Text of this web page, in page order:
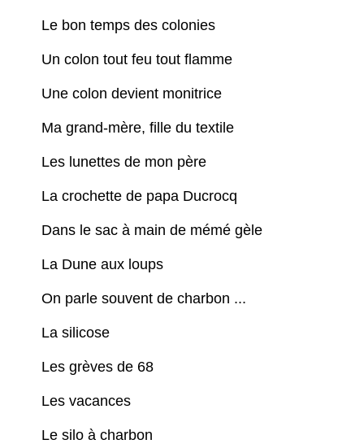
Le bon temps des colonies
Un colon tout feu tout flamme
Une colon devient monitrice
Ma grand-mère, fille du textile
Les lunettes de mon père
La crochette de papa Ducrocq
Dans le sac à main de mémé gèle
La Dune aux loups
On parle souvent de charbon ...
La silicose
Les grèves de 68
Les vacances
Le silo à charbon